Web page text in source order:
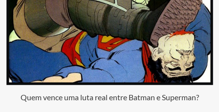
Quem vence uma luta real entre Batman e Superman?